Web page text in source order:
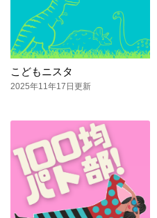
こどもニスタ
2025年11年17日更新